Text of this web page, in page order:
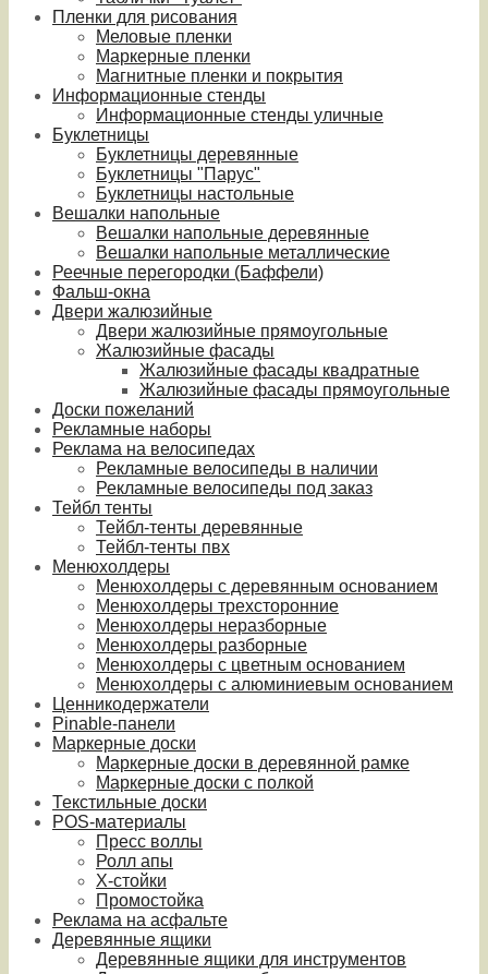
Пленки для рисования
Меловые пленки
Маркерные пленки
Магнитные пленки и покрытия
Информационные стенды
Информационные стенды уличные
Буклетницы
Буклетницы деревянные
Буклетницы "Парус"
Буклетницы настольные
Вешалки напольные
Вешалки напольные деревянные
Вешалки напольные металлические
Реечные перегородки (Баффели)
Фальш-окна
Двери жалюзийные
Двери жалюзийные прямоугольные
Жалюзийные фасады
Жалюзийные фасады квадратные
Жалюзийные фасады прямоугольные
Доски пожеланий
Рекламные наборы
Реклама на велосипедах
Рекламные велосипеды в наличии
Рекламные велосипеды под заказ
Тейбл тенты
Тейбл-тенты деревянные
Тейбл-тенты пвх
Менюхолдеры
Менюхолдеры с деревянным основанием
Менюхолдеры трехсторонние
Менюхолдеры неразборные
Менюхолдеры разборные
Менюхолдеры с цветным основанием
Менюхолдеры с алюминиевым основанием
Ценникодержатели
Pinable-панели
Маркерные доски
Маркерные доски в деревянной рамке
Маркерные доски с полкой
Текстильные доски
POS-материалы
Пресс воллы
Ролл апы
Х-стойки
Промостойка
Реклама на асфальте
Деревянные ящики
Деревянные ящики для инструментов